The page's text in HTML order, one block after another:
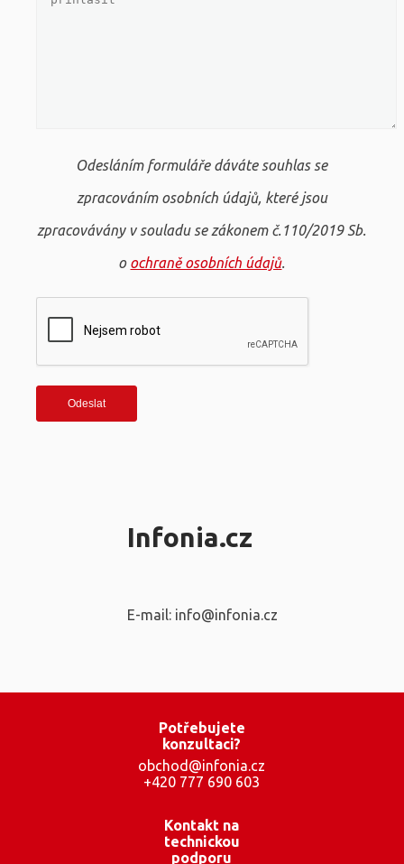
Odesláním formuláře dáváte souhlas se
zpracováním osobních údajů, které jsou
zpracovávány v souladu se zákonem č.110/2019 Sb.
o ochraně osobních údajů.
Infonia.cz
E-mail: info@infonia.cz
Potřebujete
konzultaci?
obchod@infonia.cz
+420 777 690 603
Kontakt na
technickou
podporu